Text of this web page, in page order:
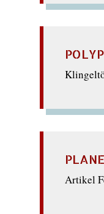
Artikel